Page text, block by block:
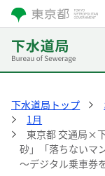
下水道局トップ
1月
東京都 交通局×
砂」「落ちないマ
～デジタル乗車券